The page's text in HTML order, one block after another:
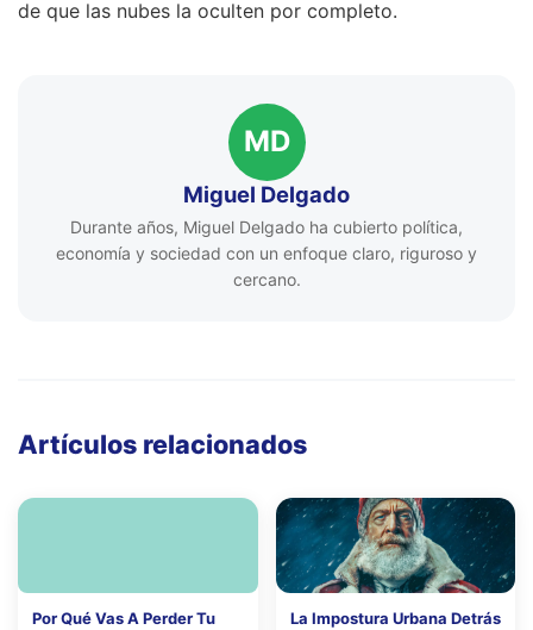
de que las nubes la oculten por completo.
MD
Miguel Delgado
Durante años, Miguel Delgado ha cubierto política,
economía y sociedad con un enfoque claro, riguroso y
cercano.
Artículos relacionados
Por Qué Vas A Perder Tu
La Impostura Urbana Detrás